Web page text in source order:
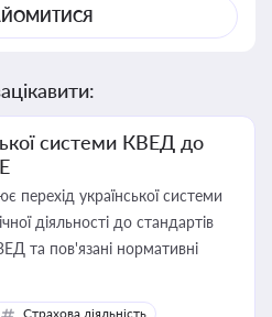
системи КВЕД до
перехід української системи
діяльності до стандартів
та пов'язані нормативні
Страхова діяльність